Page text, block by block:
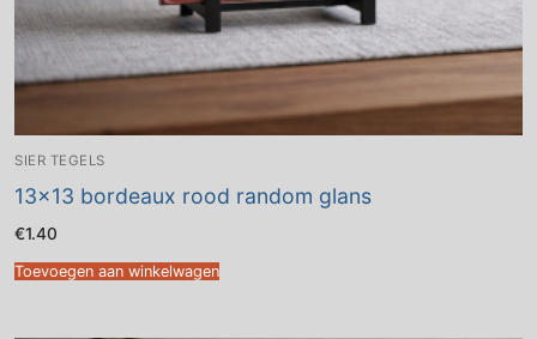
SIER TEGELS
13×13 bordeaux rood random glans
€1.40
Toevoegen aan winkelwagen